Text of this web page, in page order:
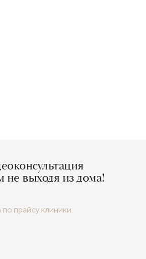
не выходя из дома!
прайсу клиники.